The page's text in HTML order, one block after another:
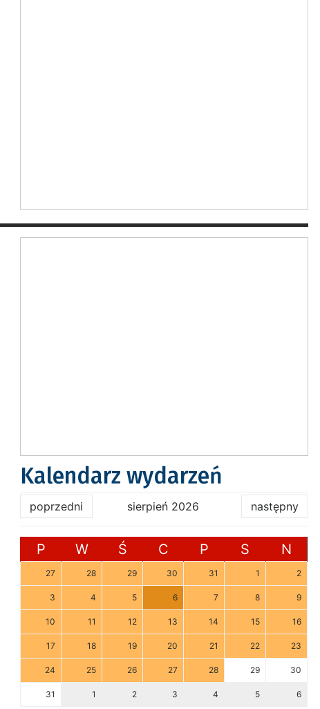
Kalendarz wydarzeń
poprzedni sierpień 2026 następny
P W Ś C P S N
27 28 29 30 31 1 2
3 4 5 6 7 8 9
10 11 12 13 14 15 16
17 18 19 20 21 22 23
24 25 26 27 28 29 30
31 1 2 3 4 5 6